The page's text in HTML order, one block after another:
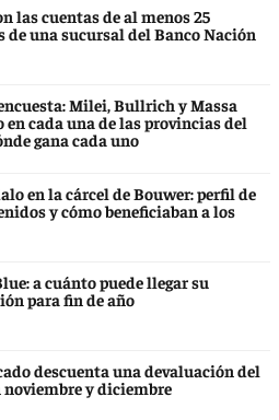
las cuentas de al menos 25
de una sucursal del Banco Nación
Milei, Bullrich y Massa
en cada una de las provincias del
gana cada uno
en la cárcel de Bouwer: perfil de
y cómo beneficiaban a los
a cuánto puede llegar su
para fin de año
descuenta una devaluación del
noviembre y diciembre